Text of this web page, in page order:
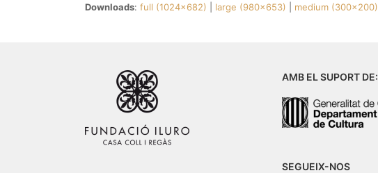
Downloads: full (1024x682) large (980x653) medium (300x200)
AMB EL SUPORT DE:
SEGUEIX-NOS